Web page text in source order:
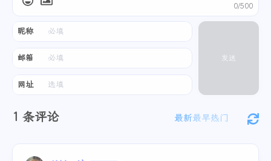
昵称
邮箱
网址
0/500
发送
1 条评论 最新最早热门